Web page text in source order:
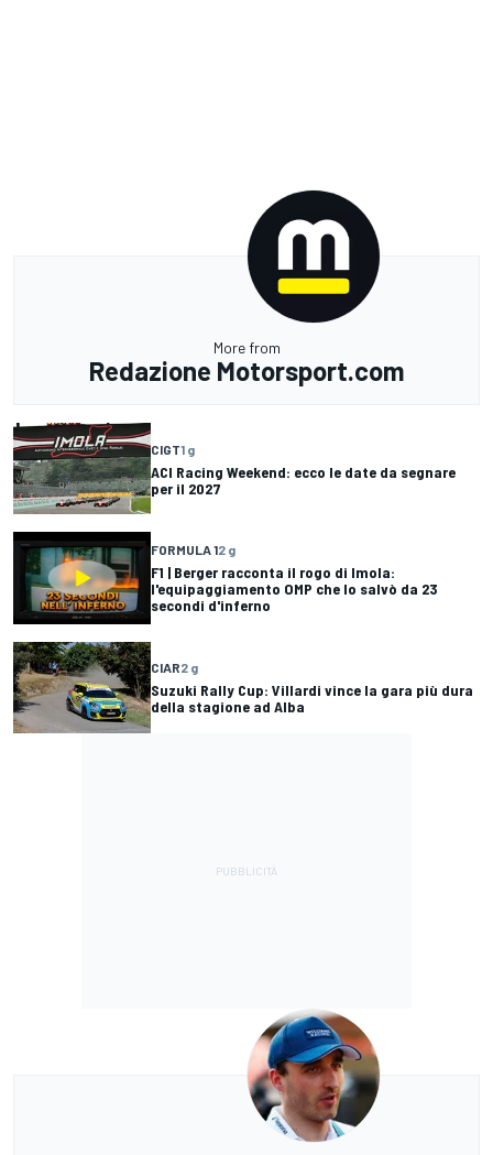
More from
Redazione Motorsport.com
CIGT1 g
ACI Racing Weekend: ecco le date da segnare
per il 2027
FORMULA 12 g
F1 | Berger racconta il rogo di Imola:
l'equipaggiamento OMP che lo salvò da 23
secondi d'inferno
CIAR2 g
Suzuki Rally Cup: Villardi vince la gara più dura
della stagione ad Alba